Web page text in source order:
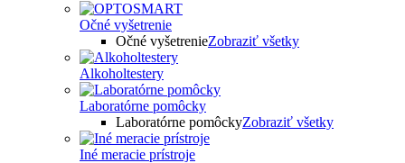
Očné vyšetrenie
Očné vyšetrenieZobraziť všetky
Alkoholtestery
Laboratórne pomôcky
Laboratórne pomôckyZobraziť všetky
Iné meracie prístroje